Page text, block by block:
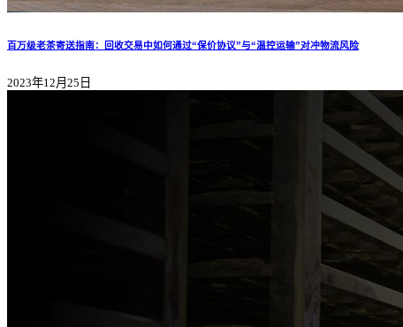
百万级老茶寄送指南：回收交易中如何通过“保价协议”与“温控运输”对冲物流风险
2023年12月25日